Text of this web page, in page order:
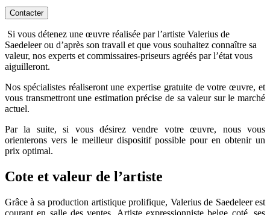
Contacter
Si vous détenez une œuvre réalisée par l’artiste Valerius de
Saedeleer ou d’après son travail et que vous souhaitez connaître sa
valeur, nos experts et commissaires-priseurs agréés par l’état vous
aiguilleront.
Nos spécialistes réaliseront une expertise gratuite de votre œuvre, et
vous transmettront une estimation précise de sa valeur sur le marché
actuel.
Par la suite, si vous désirez vendre votre œuvre, nous vous
orienterons vers le meilleur dispositif possible pour en obtenir un
prix optimal.
Cote et valeur de l’artiste
Grâce à sa production artistique prolifique, Valerius de Saedeleer est
courant en salle des ventes. Artiste expressionniste belge coté, ses